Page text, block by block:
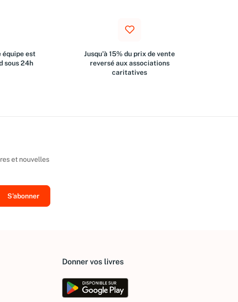
équipe est
sous 24h
Jusqu'à 15% du prix de vente
reversé aux associations
caritatives
et nouvelles
Donner vos livres